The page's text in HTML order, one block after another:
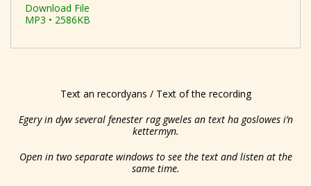
Download File
MP3 • 2586KB
Text an recordyans / Text of the recording
Egery in dyw several fenester rag gweles an text ha goslowes i’n
kettermyn.
Open in two separate windows to see the text and listen at the
same time.